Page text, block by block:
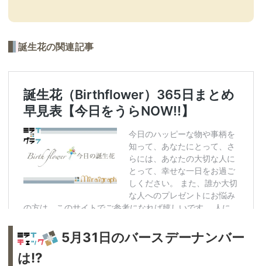
誕生花の関連記事
5月31日のバースデーナンバー
は!?